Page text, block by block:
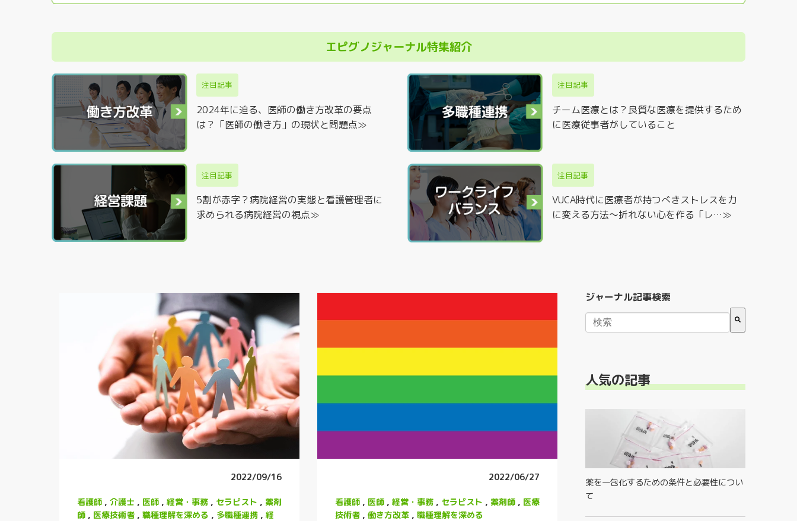
エピグノジャーナル特集紹介
注目記事
2024年に迫る、医師の働き方改革の要点
は？「医師の働き方」の現状と問題点≫
注目記事
チーム医療とは？良質な医療を提供するため
に医療従事者がしていること
注目記事
5割が赤字？病院経営の実態と看護管理者に
求められる病院経営の視点≫
注目記事
VUCA時代に医療者が持つべきストレスを力
に変える方法～折れない心を作る「レ…≫
2022/09/16
看護師 , 介護士 , 医師 , 経営・事務 , セラピスト , 薬剤
師 , 医療技術者 , 職種理解を深める , 多職種連携 , 経
2022/06/27
看護師, 医師, 経営・事務, セラピスト , 薬剤師, 医療
技術者, 働き方改革, 職種理解を深める
ジャーナル記事検索
人気の記事
薬を一包化するための条件と必要性につい
て